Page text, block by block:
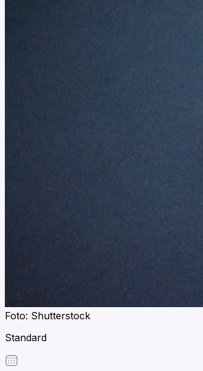
Foto: Shutterstock
Standard